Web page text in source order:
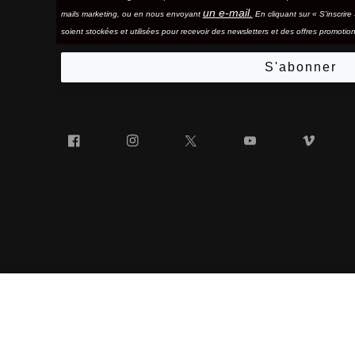
mails marketing, ou en nous envoyant un e-mail. En cliquant sur «
soient stockées et utilisées pour recevoir des newsletters et des offres
S'abonner
Facebook Instagram YouTube